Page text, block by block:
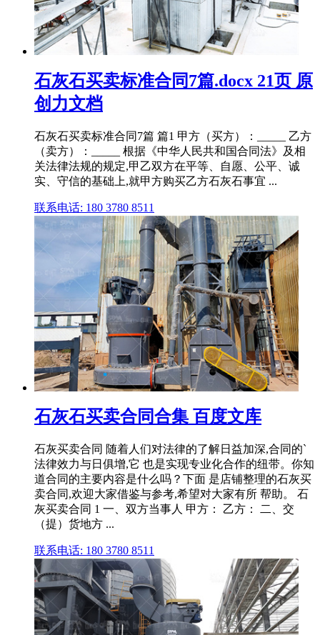
石灰石买卖标准合同7篇.docx 21页 原
创力文档
石灰石买卖标准合同7篇 篇1 甲方（买方）：_____ 乙方
（卖方）：_____ 根据《中华人民共和国合同法》及相
关法律法规的规定,甲乙双方在平等、自愿、公平、诚
实、守信的基础上,就甲方购买乙方石灰石事宜 ...
联系电话: 180 3780 8511
石灰石买卖合同合集 百度文库
石灰买卖合同 随着人们对法律的了解日益加深,合同的`
法律效力与日俱增,它 也是实现专业化合作的纽带。你知
道合同的主要内容是什么吗？下面 是店铺整理的石灰买
卖合同,欢迎大家借鉴与参考,希望对大家有所 帮助。 石
灰买卖合同 1 一、双方当事人 甲方： 乙方： 二、交
（提）货地方 ...
联系电话: 180 3780 8511